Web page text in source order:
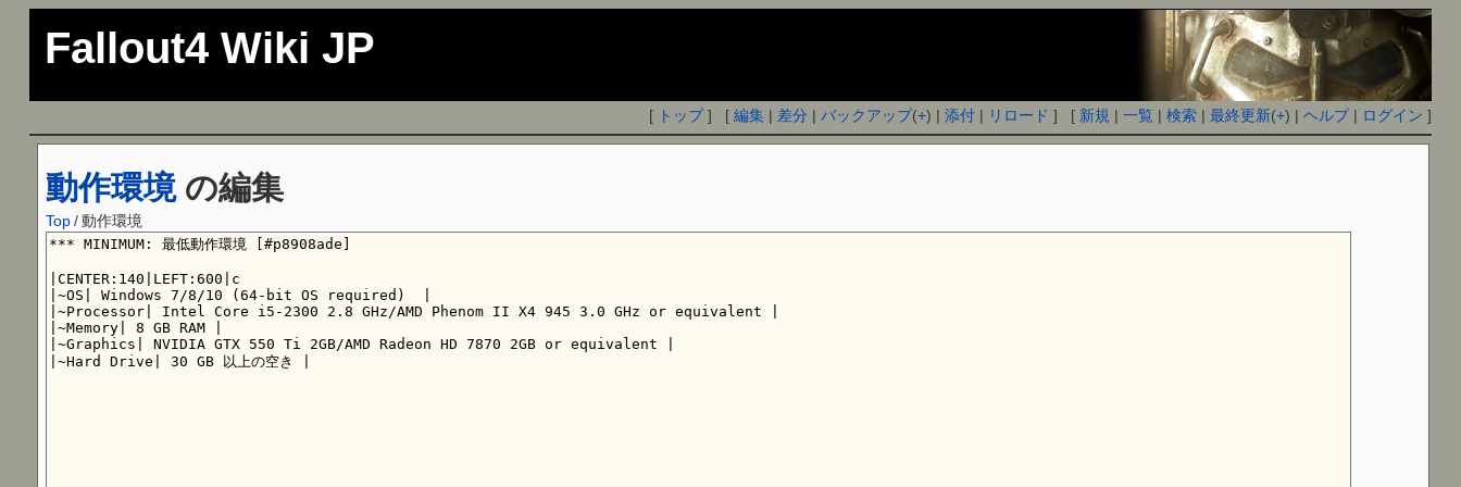
Fallout4 Wiki JP
[ トップ] [編集 | 差分 |バックアップ(+) |添付 | リロード ] [ 新規 |一覧 |検索 |最終更新(+) |ヘルプ| ログイン ]
動作環境の編集
Top/動作環境